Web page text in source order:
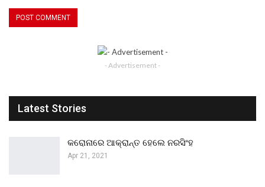
- Advertisement -
Latest Stories
କରୋନାରେ ଆକ୍ରାନ୍ତ ହେଲେ ନରସିଂହ
Apr 21, 2021